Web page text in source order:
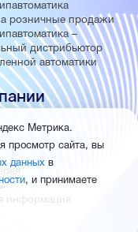
розничные продажи
–
дистрибьютор
автоматики
информация
Метрика.
просмотр сайта, вы
данных в
, и принимаете